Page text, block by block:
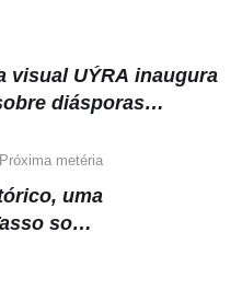
visual UÝRA inaugura
diásporas
Próxima metéria
uma
sobre